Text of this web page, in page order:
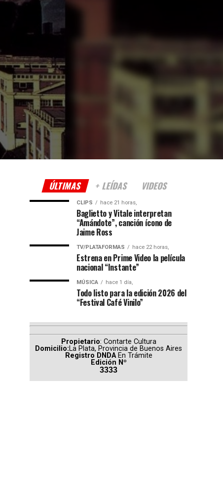
ÚLTIMAS + LEÍDAS VIDEOS
CLIPS hace 21 horas,
Baglietto y Vitale interpretan
“Amándote”, canción ícono de
Jaime Ross
TV/PLATAFORMAS hace 22 horas,
Estrena en Prime Video la película
nacional “Instante”
MÚSICA hace 1 día,
Todo listo para la edición 2026 del
“Festival Café Vinilo”
Propietario: Contarte Cultura
Domicilio:La Plata, Provincia de Buenos Aires
Registro DNDA En Trámite
Edición Nº
3333